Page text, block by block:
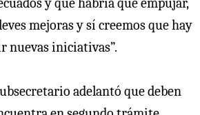
y que habría que empujar,
mejoras y sí creemos que hay
nuevas iniciativas”.
adelantó que deben